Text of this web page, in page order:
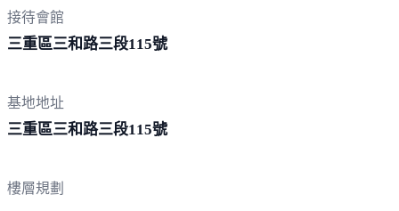
接待會館
三重區三和路三段115號
基地地址
三重區三和路三段115號
樓層規劃